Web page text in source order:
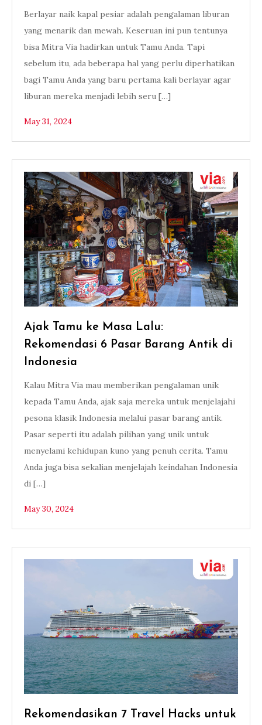
Berlayar naik kapal pesiar adalah pengalaman liburan
yang menarik dan mewah. Keseruan ini pun tentunya
bisa Mitra Via hadirkan untuk Tamu Anda. Tapi
sebelum itu, ada beberapa hal yang perlu diperhatikan
bagi Tamu Anda yang baru pertama kali berlayar agar
liburan mereka menjadi lebih seru […]
May 31, 2024
Ajak Tamu ke Masa Lalu:
Rekomendasi 6 Pasar Barang Antik di
Indonesia
Kalau Mitra Via mau memberikan pengalaman unik
kepada Tamu Anda, ajak saja mereka untuk menjelajahi
pesona klasik Indonesia melalui pasar barang antik.
Pasar seperti itu adalah pilihan yang unik untuk
menyelami kehidupan kuno yang penuh cerita. Tamu
Anda juga bisa sekalian menjelajah keindahan Indonesia
di […]
May 30, 2024
Rekomendasikan 7 Travel Hacks untuk